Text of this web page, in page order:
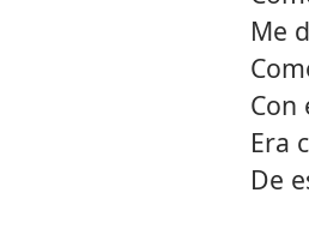
Me
Con
Era
De